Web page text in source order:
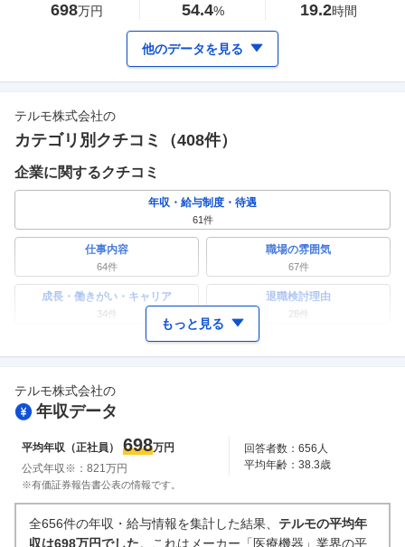
698万円 54.4% 19.2時間
他のデータを見る
テルモ株式会社の
カテゴリ別クチコミ（408件）
企業に関するクチコミ
年収・給与制度・待遇
61件
仕事内容
64件
職場の雰囲気
67件
成長・働きがい・キャリア
34件
退職検討理由
28件
ワークライフバランス 女性の活躍・働きやすさ
副業
9件
人事・評価制度
20件 25 件
企業の選考に関するクチコミ
中途採用面接・選考
件
新卒採用面接・選考
6 件
もっと見る
テルモ株式会社の
年収データ
平均年収（正社員） 698万円
公式年収※： 821万円
回答者数：656 人
平均年齢：38.3歳
※有価証券報告書公表の情報です。
全656件の年収・給与情報を集計した結果、 テルモの平均年
収は698万円でした。これはメーカー「医療機器」業界の平